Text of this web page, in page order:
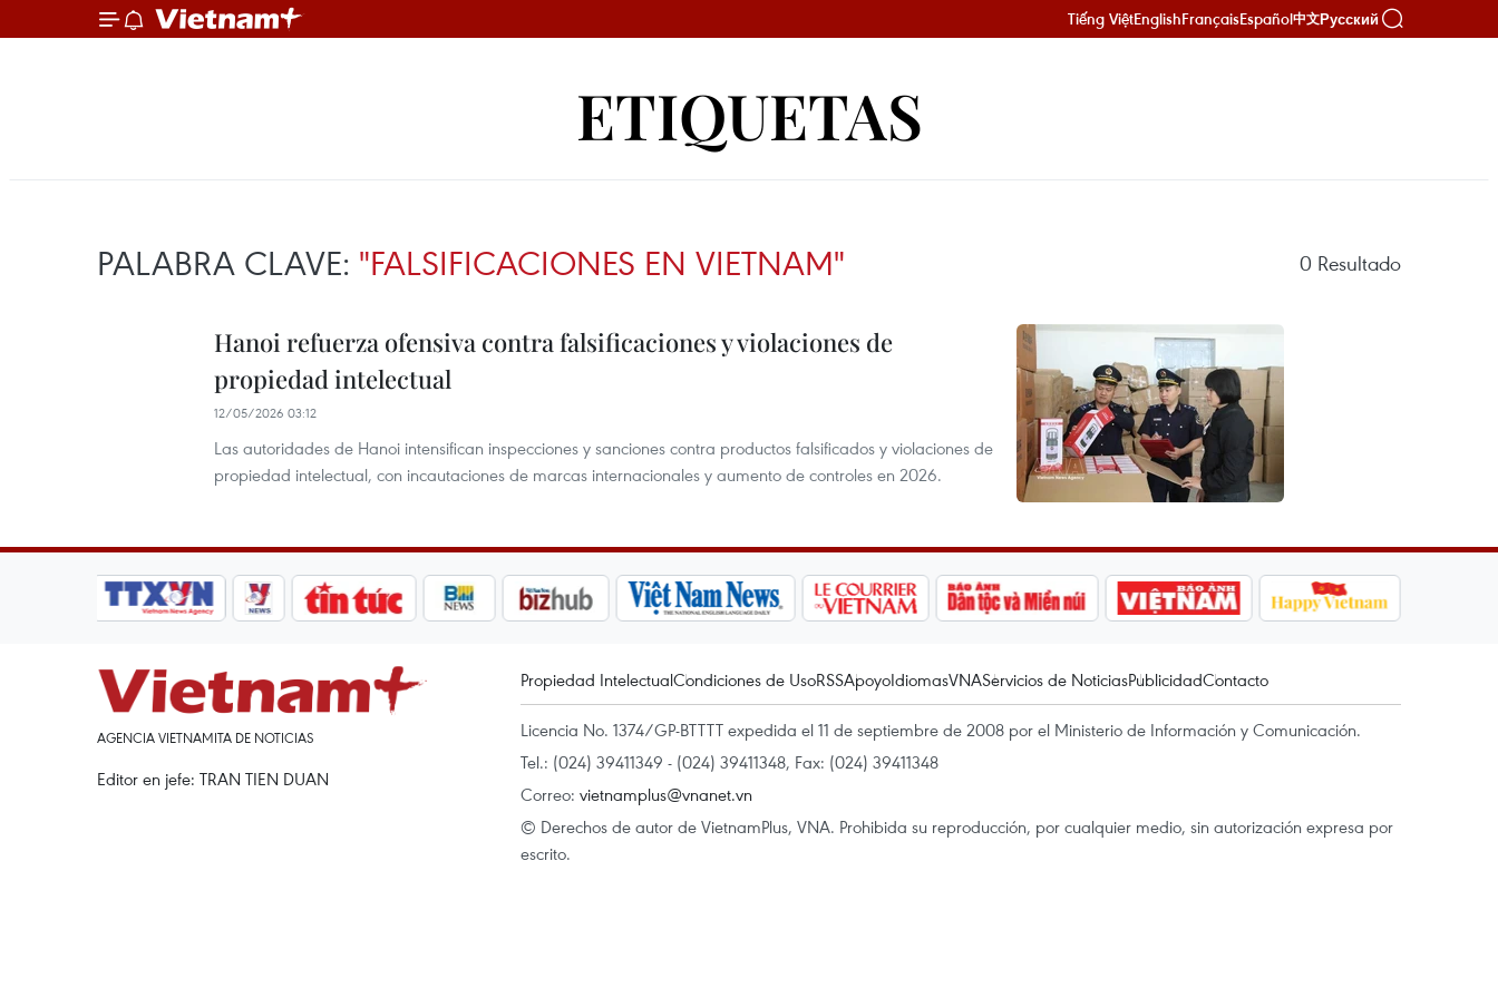
Tiếng ViệtEnglishFrançaisEspañol中文Русский
ETIQUETAS
PALABRA CLAVE: "FALSIFICACIONES EN VIETNAM" 0 Resultado
Hanoi refuerza ofensiva contra falsificaciones y violaciones de
propiedad intelectual
12/05/2026 03:12
Las autoridades de Hanoi intensifican inspecciones y sanciones contra productos falsificados y violaciones de
propiedad intelectual, con incautaciones de marcas internacionales y aumento de controles en 2026.
AGENCIA VIETNAMITA DE NOTICIAS
Editor en jefe: TRAN TIEN DUAN
Propiedad IntelectualCondiciones de UsoRSSApoyoIdiomasVNAServicios de NoticiasPublicidadContacto
Licencia No. 1374/GP-BTTTT expedida el 11 de septiembre de 2008 por el Ministerio de Información y Comunicación.
Tel.: (024) 39411349 - (024) 39411348, Fax: (024) 39411348
Correo: vietnamplus@vnanet.vn
© Derechos de autor de VietnamPlus, VNA. Prohibida su reproducción, por cualquier medio, sin autorización expresa por
escrito.